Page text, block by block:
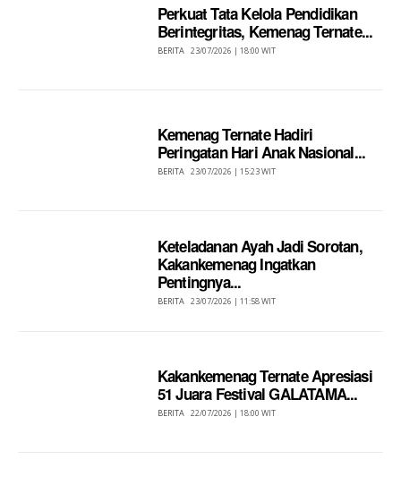
Perkuat Tata Kelola Pendidikan
Berintegritas, Kemenag Ternate...
BERITA 23/07/2026 | 18:00 WIT
Kemenag Ternate Hadiri
Peringatan Hari Anak Nasional...
BERITA 23/07/2026 | 15:23 WIT
Keteladanan Ayah Jadi Sorotan,
Kakankemenag Ingatkan
Pentingnya...
BERITA 23/07/2026 | 11:58 WIT
Kakankemenag Ternate Apresiasi
51 Juara Festival GALATAMA...
BERITA 22/07/2026 | 18:00 WIT